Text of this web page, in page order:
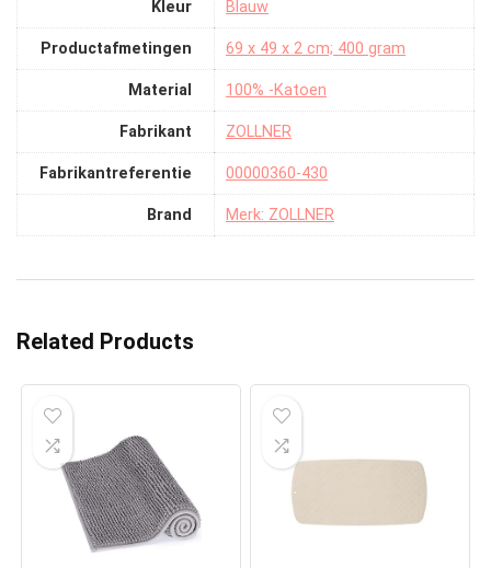
Kleur ‎Blauw
Productafmetingen ‎69 x 49 x 2 cm; 400 gram
Material ‎100% -Katoen
Fabrikant ‎ZOLLNER
Fabrikantreferentie ‎00000360-430
Brand Merk: ZOLLNER
Related Products